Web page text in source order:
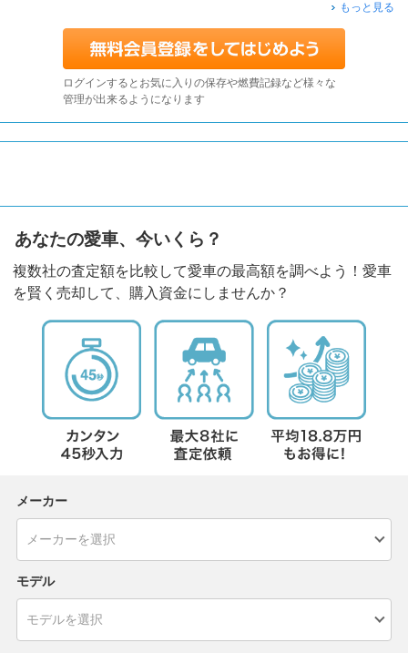
もっと見る
ログインするとお気に入りの保存や燃費記録など様々な
管理が出来るようになります
あなたの愛車、今いくら？
複数社の査定額を比較して愛車の最高額を調べよう！愛車
を賢く売却して、購入資金にしませんか？
メーカー
モデル